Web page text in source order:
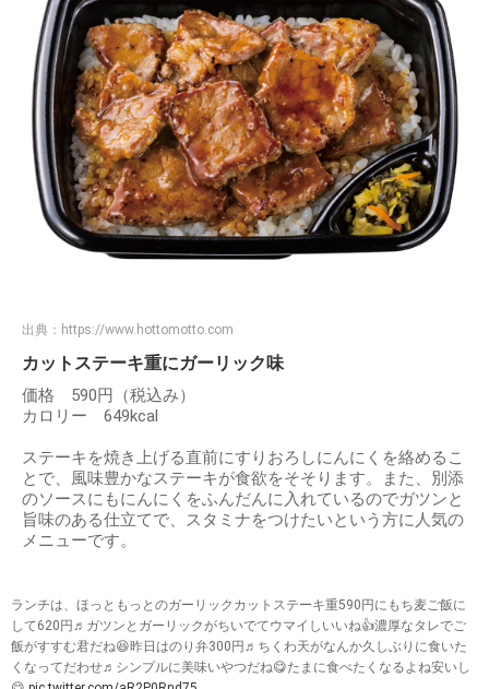
出典： https://www.hottomotto.com
カットステーキ重にガーリック味
価格 590円（税込み）
カロリー 649kcal
ステーキを焼き上げる直前にすりおろしにんにくを絡めるこ
とで、風味豊かなステーキが食欲をそそります。また、別添
のソースにもにんにくをふんだんに入れているのでガツンと
旨味のある仕立てで、スタミナをつけたいという方に人気の
メニューです。
ランチは、ほっともっとのガーリックカットステーキ重590円にもち麦ご飯に
して620円♬ガツンとガーリックがちいでてウマイしいいね👍濃厚なタレでご
飯がすすむ君だね😆昨日はのり弁300円♬ちくわ天がなんか久しぶりに食いた
くなってだわせ♬シンプルに美味いやつだね😋たまに食べたくなるよね安いし